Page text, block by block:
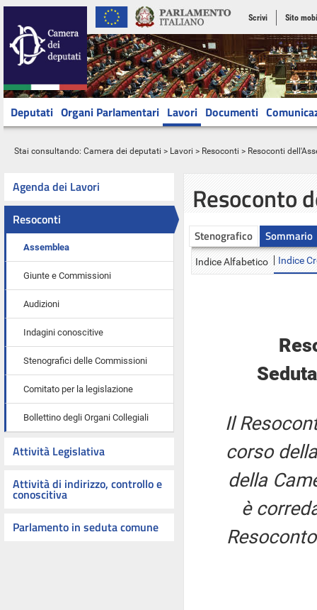
Scrivi Sito
Deputati Organi Parlamentari Lavori Documenti
Stai consultando: Camera dei deputati > Lavori > Resoconti > Resoconti
Agenda dei Lavori
Resoconti
Assemblea
Giunte e Commissioni
Audizioni
Indagini conoscitive
Stenografici delle Commissioni
Comitato per la legislazione
Bollettino degli Organi Collegiali
Attività Legislativa
Attività di indirizzo, controllo e
conoscitiva
Parlamento in seduta comune
Resoconto
Stenografico Sommario
Indice Alfabetico Indice
Il
corso
della
è